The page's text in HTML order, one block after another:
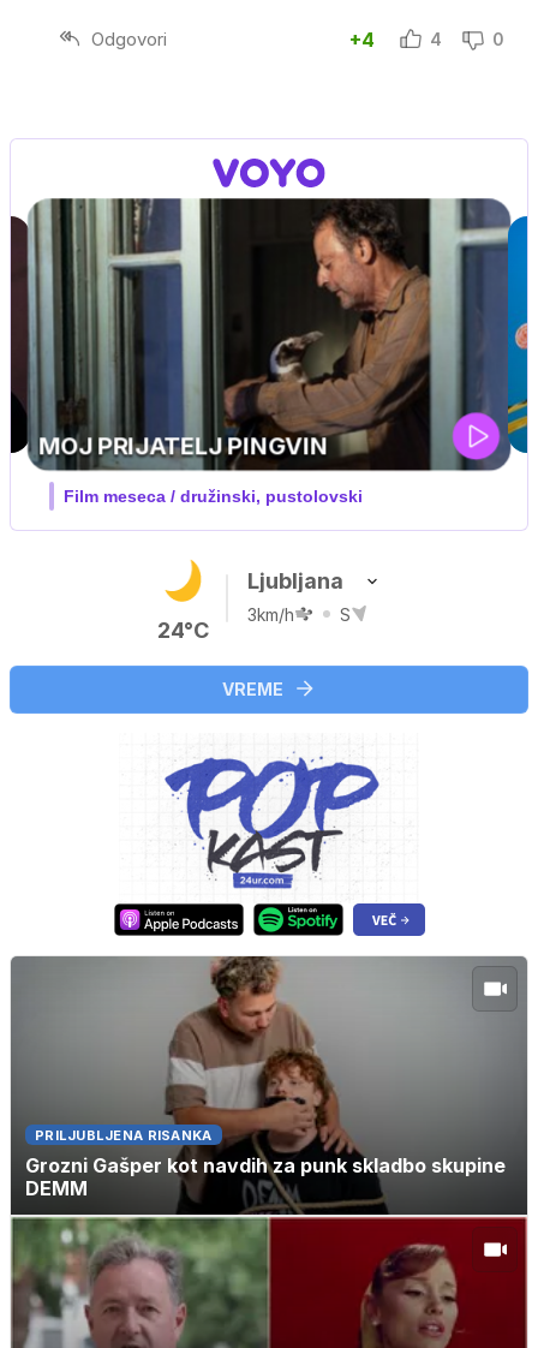
Odgovori +4 4 0
24°C
Ljubljana
3km/h S
VREME
PRILJUBLJENA RISANKA
Grozni Gašper kot navdih za punk skladbo skupine
DEMM